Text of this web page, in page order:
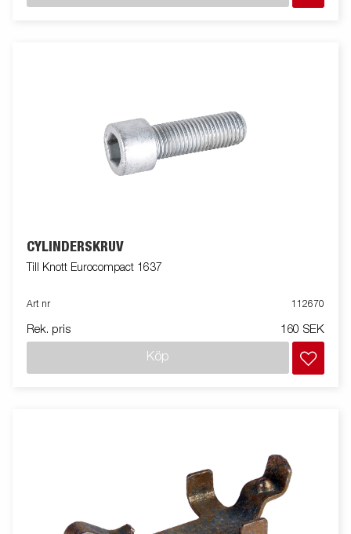
CYLINDERSKRUV
Till Knott Eurocompact 1637
Art nr 112670
Rek. pris 160 SEK
Köp